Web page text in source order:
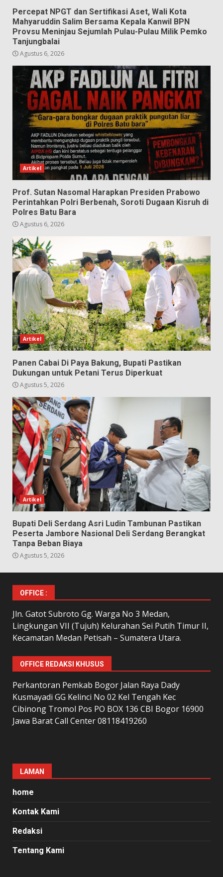
Percepat NPGT dan Sertifikasi Aset, Wali Kota
Mahyaruddin Salim Bersama Kepala Kanwil BPN
Provsu Meninjau Sejumlah Pulau-Pulau Milik Pemko
Tanjungbalai
Agustus 6, 2026
Artikel
Prof. Sutan Nasomal Harapkan Presiden Prabowo
Perintahkan Polri Berbenah, Soroti Dugaan Kisruh di
Polres Batu Bara
Agustus 6, 2026
Artikel
Panen Cabai Di Paya Bakung, Bupati Pastikan
Dukungan untuk Petani Terus Diperkuat
Agustus 5, 2026
Artikel
Bupati Deli Serdang Asri Ludin Tambunan Pastikan
Peserta Jambore Nasional Deli Serdang Berangkat
Tanpa Beban Biaya
Agustus 5, 2026
OFFICE :
Jln. Gatot Subroto Gg. Warga No 3 Medan,
Lingkungan VII (Tujuh) Kelurahan Sei Putih Timur II,
Kecamatan Medan Petisah – Sumatera Utara.
OFFICE REDAKSI KHUSUS
Perkantoran Pemkab Bogor Jalan Raya Dady
Kusmayadi GG Kelinci No 02 Kel Tengah Kec
Cibinong Tromol Pos PO BOX 136 CBI Bogor 16900
Jawa Barat Call Center 08118419260
LAMAN
home
Kontak Kami
Redaksi
Tentang Kami